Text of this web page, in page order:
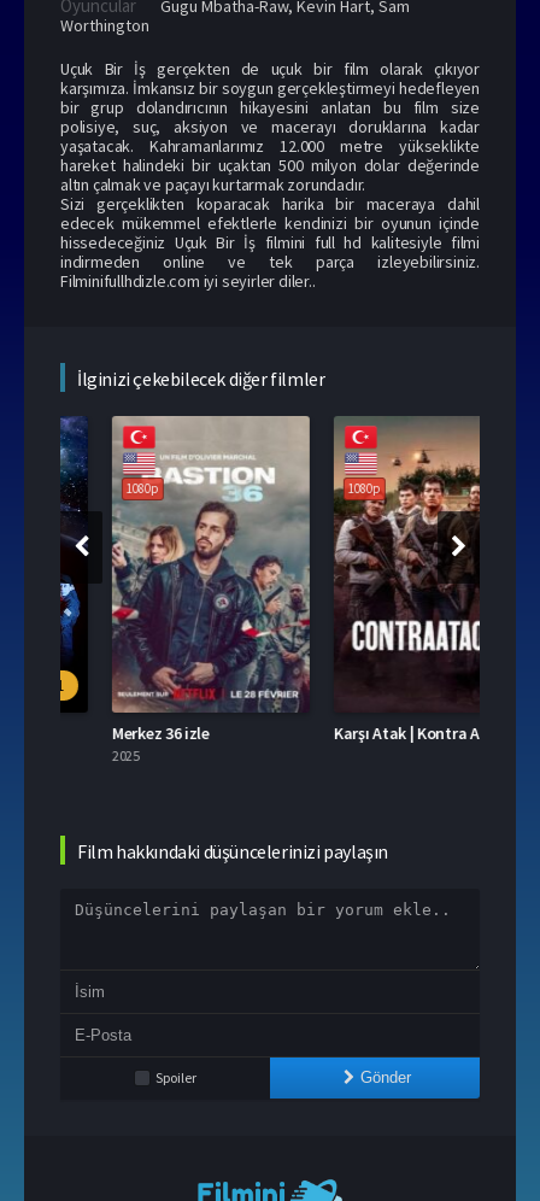
Oyuncular Gugu Mbatha-Raw, Kevin Hart, Sam
Worthington
Uçuk Bir İş gerçekten de uçuk bir film olarak çıkıyor
karşımıza. İmkansız bir soygun gerçekleştirmeyi hedefleyen
bir grup dolandırıcının hikayesini anlatan bu film size
polisiye, suç, aksiyon ve macerayı doruklarına kadar
yaşatacak. Kahramanlarımız 12.000 metre yükseklikte
hareket halindeki bir uçaktan 500 milyon dolar değerinde
altın çalmak ve paçayı kurtarmak zorundadır.
Sizi gerçeklikten koparacak harika bir maceraya dahil
edecek mükemmel efektlerle kendinizi bir oyunun içinde
hissedeceğiniz Uçuk Bir İş filmini full hd kalitesiyle filmi
indirmeden online ve tek parça izleyebilirsiniz.
Filminifullhdizle.com iyi seyirler diler..
İlginizi çekebilecek diğer filmler
1080p
Merkez 36 izle
1080p
Karşı Atak | Kontra Atak izle
Film hakkındaki düşüncelerinizi paylaşın
Spoiler Gönder